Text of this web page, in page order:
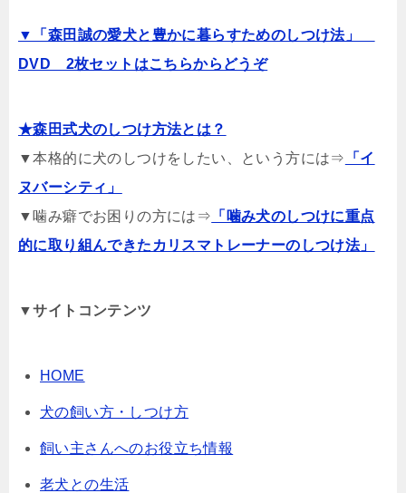
▼「森田誠の愛犬と豊かに暮らすためのしつけ法」
DVD 2枚セットはこちらからどうぞ
★森田式犬のしつけ方法とは？
▼本格的に犬のしつけをしたい、という方には⇒
「イ
ヌバーシティ」
▼噛み癖でお困りの方には⇒ 「噛み犬のしつけに重点
的に取り組んできたカリスマトレーナーのしつけ法」
▼サイトコンテンツ
HOME
犬の飼い方・しつけ方
飼い主さんへのお役立ち情報
老犬との生活